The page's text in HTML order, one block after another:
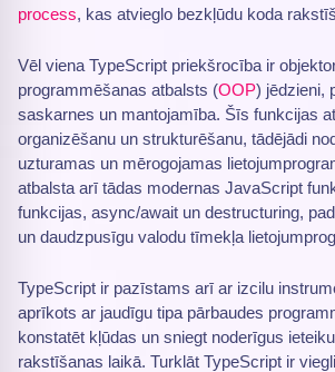
process, kas atvieglo bezkļūdu koda
Vēl viena TypeScript priekšrocība ir
programmēšanas atbalsts (OOP) jēdzieni,
saskarnes un mantojamība. Šīs funkcijas
organizēšanu un strukturēšanu, tādējādi
uzturamas un mērogojamas
atbalsta arī tādas modernas JavaScript
funkcijas, async/await un destructuring,
un daudzpusīgu valodu tīmekļa
TypeScript ir pazīstams arī ar izcilu
aprīkots ar jaudīgu tipa pārbaudes
konstatēt kļūdas un sniegt noderīgus
rakstīšanas laikā. Turklāt TypeScript ir